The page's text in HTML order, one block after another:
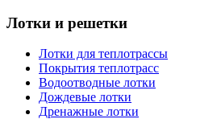
Лотки и решетки
Лотки для теплотрассы
Покрытия теплотрасс
Водоотводные лотки
Дождевые лотки
Дренажные лотки